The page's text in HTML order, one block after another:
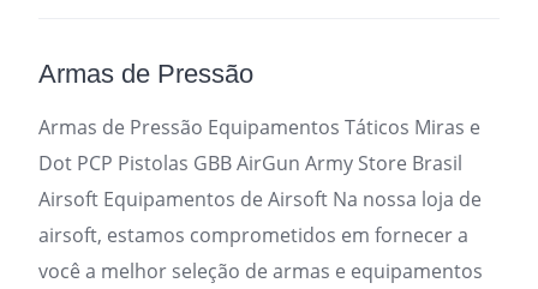
Armas de Pressão
Armas de Pressão Equipamentos Táticos Miras e
Dot PCP Pistolas GBB AirGun Army Store Brasil
Airsoft Equipamentos de Airsoft Na nossa loja de
airsoft, estamos comprometidos em fornecer a
você a melhor seleção de armas e equipamentos